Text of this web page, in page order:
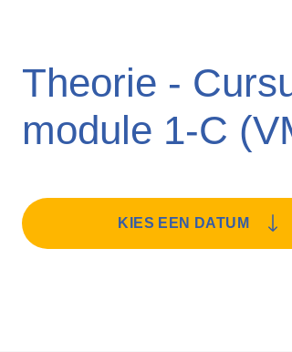
Theorie -
module 1-C
KIES EEN DATUM